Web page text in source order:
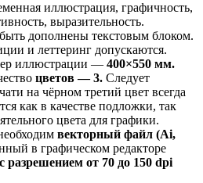
иллюстрация, графичность,
выразительность.
дополнены текстовым блоком.
и леттеринг допускаются.
иллюстрации — 400×550 мм.
цветов — 3. Следует
на чёрном третий цвет всегда
как в качестве подложки, так
цвета для графики.
векторный файл (Ai,
в графическом редакторе
с разрешением от 70 до 150 dpi